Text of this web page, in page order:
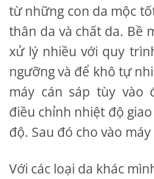
từ những con da mộc
thân da và chất da. Bề
xử lý nhiều với quy
ngưỡng và để khô tự
máy cán sáp tùy vào
điều chỉnh nhiệt độ
độ. Sau đó cho vào
Với các loại da khác